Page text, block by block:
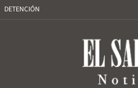
DETENCIÓN